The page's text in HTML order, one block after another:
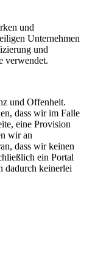
und
Unternehmen
und
verwendet.
und Offenheit.
dass wir im Falle
eine Provision
wir an
dass wir keinen
ein Portal
dadurch keinerlei